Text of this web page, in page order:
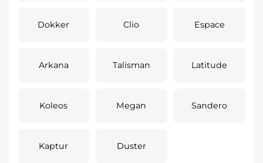
Dokker Clio Espace
Arkana Talisman Latitude
Koleos Megan Sandero
Kaptur Duster